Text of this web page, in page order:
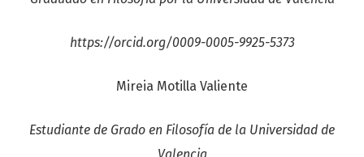
https://orcid.org/0009-0005-9925-5373
Mireia Motilla Valiente
Estudiante de Grado en Filosofía de la Universidad de